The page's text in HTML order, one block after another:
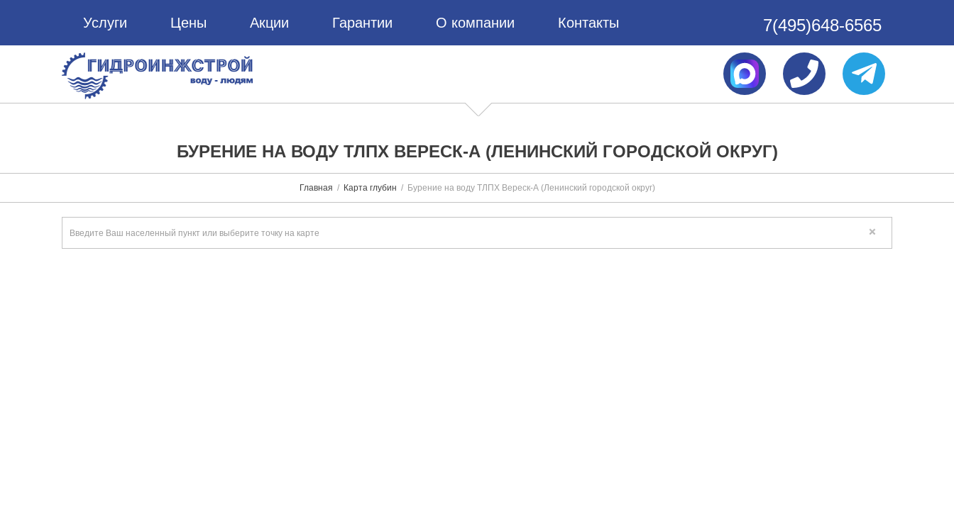
Услуги Цены Акции Гарантии О компании Контакты 7(495)648-6565
БУРЕНИЕ НА ВОДУ ТЛПХ ВЕРЕСК-А (ЛЕНИНСКИЙ ГОРОДСКОЙ ОКРУГ)
Главная Карта глубин Бурение на воду ТЛПХ Вереск-А (Ленинский городской округ)